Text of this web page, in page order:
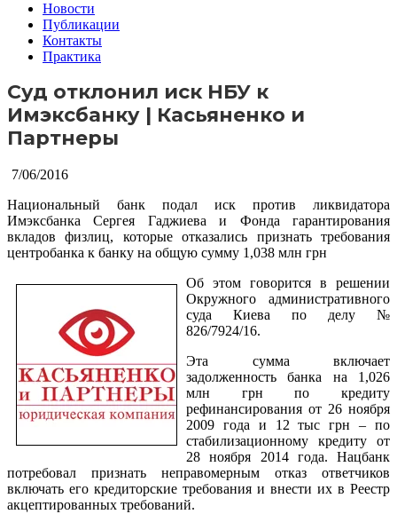
Новости
Публикации
Контакты
Практика
Суд отклонил иск НБУ к
Имэксбанку | Касьяненко и
Партнеры
7/06/2016
Национальный банк подал иск против ликвидатора
Имэксбанка Сергея Гаджиева и Фонда гарантирования
вкладов физлиц, которые отказались признать требования
центробанка к банку на общую сумму 1,038 млн грн
Об этом говорится в решении
Окружного административного
суда Киева по делу №
826/7924/16.
Эта сумма включает
задолженность банка на 1,026
млн грн по кредиту
рефинансирования от 26 ноября
2009 года и 12 тыс грн – по
стабилизационному кредиту от
28 ноября 2014 года. Нацбанк
потребовал признать неправомерным отказ ответчиков
включать его кредиторские требования и внести их в Реестр
акцептированных требований.